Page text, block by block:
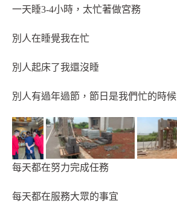
一天睡3-4小時，太忙著做宮務
別人在睡覺我在忙
別人起床了我還沒睡
別人有過年過節，節日是我們忙的時候
每天都在努力完成任務
每天都在服務大眾的事宜